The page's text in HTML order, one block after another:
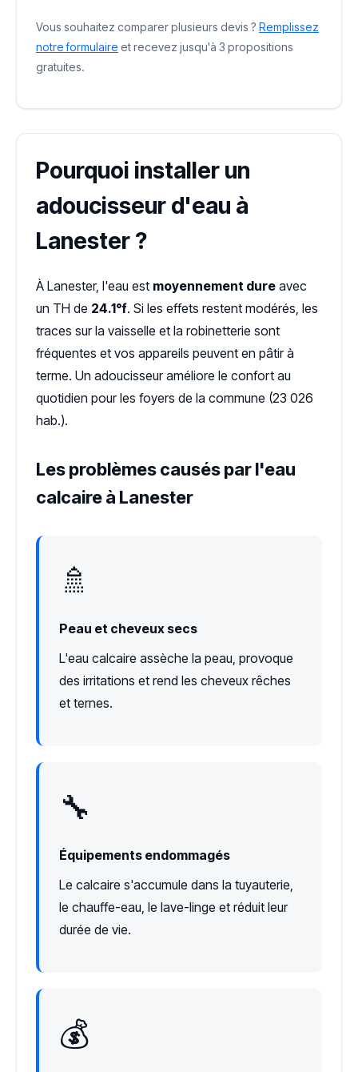
Vous souhaitez comparer plusieurs devis ? Remplissez
notre formulaire et recevez jusqu'à 3 propositions
gratuites.
Pourquoi installer un
adoucisseur d'eau à
Lanester ?
À Lanester, l'eau est moyennement dure avec
un TH de 24.1°f. Si les effets restent modérés, les
traces sur la vaisselle et la robinetterie sont
fréquentes et vos appareils peuvent en pâtir à
terme. Un adoucisseur améliore le confort au
quotidien pour les foyers de la commune (23 026
hab.).
Les problèmes causés par l'eau
calcaire à Lanester
🚿
Peau et cheveux secs
L'eau calcaire assèche la peau, provoque
des irritations et rend les cheveux rêches
et ternes.
🔧
Équipements endommagés
Le calcaire s'accumule dans la tuyauterie,
le chauffe-eau, le lave-linge et réduit leur
durée de vie.
💰